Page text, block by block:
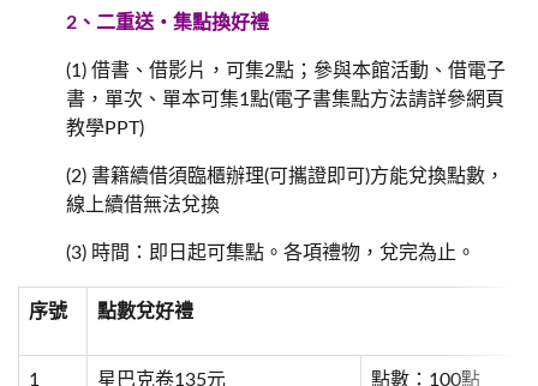
2、 二重送‧集點換好禮
(1) 借書、借影片，可集2點；參與本館活動、借電子
書，單次、單本可集1點(電子書集點方法請詳參網頁
教學PPT)
(2) 書籍續借須臨櫃辦理(可攜證即可)方能兌換點數，
線上續借無法兌換
(3) 時間：即日起可集點。各項禮物，兌完為止。
序號 點數兌好禮
1 星巴克卷135元 點數：100點